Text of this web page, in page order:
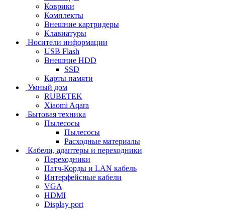
Коврики
Комплекты
Внешние картридеры
Клавиатуры
Носители информации
USB Flash
Внешние HDD
SSD
Карты памяти
Умный дом
RUBETEK
Xiaomi Aqara
Бытовая техника
Пылесосы
Пылесосы
Расходные материалы
Кабели, адаптеры и переходники
Переходники
Патч-Корды и LAN кабель
Интерфейсные кабели
VGA
HDMI
Display port